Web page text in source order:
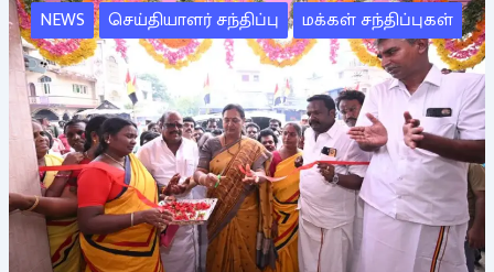
NEWS செய்தியாளர் சந்திப்பு மக்கள் சந்திப்புகள்